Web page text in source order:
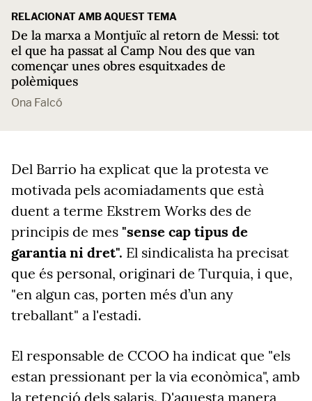
RELACIONAT AMB AQUEST TEMA
De la marxa a Montjuïc al retorn de Messi: tot
el que ha passat al Camp Nou des que van
començar unes obres esquitxades de
polèmiques
Ona Falcó
Del Barrio ha explicat que la protesta ve
motivada pels acomiadaments que està
duent a terme Ekstrem Works des de
principis de mes "sense cap tipus de
garantia ni dret". El sindicalista ha precisat
que és personal, originari de Turquia, i que,
"en algun cas, porten més d’un any
treballant" a l'estadi.
El responsable de CCOO ha indicat que "els
estan pressionant per la via econòmica", amb
la retenció dels salaris. D'aquesta manera,